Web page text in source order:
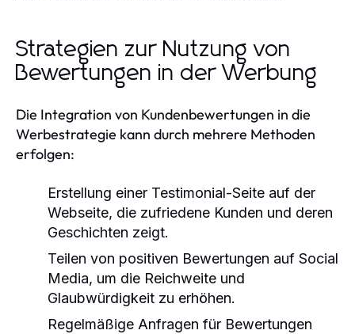
Strategien zur Nutzung von
Bewertungen in der Werbung
Die Integration von Kundenbewertungen in die
Werbestrategie kann durch mehrere Methoden
erfolgen:
Erstellung einer Testimonial-Seite auf der
Webseite, die zufriedene Kunden und deren
Geschichten zeigt.
Teilen von positiven Bewertungen auf Social
Media, um die Reichweite und
Glaubwürdigkeit zu erhöhen.
Regelmäßige Anfragen für Bewertungen